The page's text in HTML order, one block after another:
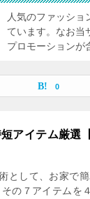
人気のファッショ
ています。なお当
プロモーションが
0
アイテム厳選
として、お家で
の７アイテムを